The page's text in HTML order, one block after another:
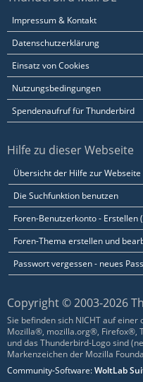
Impressum & Kontakt
Datenschutzerklärung
Einsatz von Cookies
Nutzungsbedingungen
Spendenaufruf für Thunderbird
Hilfe zu dieser Webseite
Übersicht der Hilfe zur Webseite
Die Suchfunktion benutzen
Foren-Benutzerkonto - Erstellen
Foren-Thema erstellen und
Passwort vergessen - neues
Copyright © 2003-2026
Sie befinden sich NICHT auf
Mozilla®, mozilla.org®, Firefox®,
und das Thunderbird-Logo sind
Markenzeichen der Mozilla
Community-Software:WoltLab